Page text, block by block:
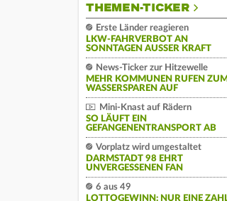
THEMEN-TICKER
Erste Länder reagieren
LKW-FAHRVERBOT AN
SONNTAGEN AUSSER KRAFT
News-Ticker zur Hitzewelle
MEHR KOMMUNEN RUFEN ZUM
WASSERSPAREN AUF
Mini-Knast auf Rädern
SO LÄUFT EIN
GEFANGENENTRANSPORT AB
Vorplatz wird umgestaltet
DARMSTADT 98 EHRT
UNVERGESSENEN FAN
6 aus 49
LOTTOGEWINN: NUR EINE